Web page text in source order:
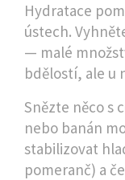
Hydratace
ústech.
— malé
bdělostí, ale u
Snězte něco s
nebo banán
stabilizovat
pomeranč) a